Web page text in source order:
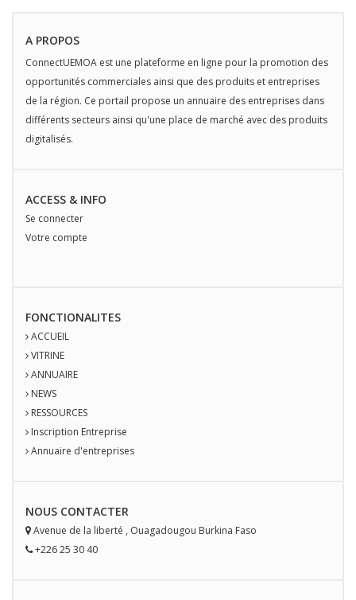
A PROPOS
ConnectUEMOA est une plateforme en ligne pour la promotion des
opportunités commerciales ainsi que des produits et entreprises
de la région. Ce portail propose un annuaire des entreprises dans
différents secteurs ainsi qu'une place de marché avec des produits
digitalisés.
ACCESS & INFO
Se connecter
Votre compte
FONCTIONALITES
ACCUEIL
VITRINE
ANNUAIRE
NEWS
RESSOURCES
Inscription Entreprise
Annuaire d'entreprises
NOUS CONTACTER
Avenue de la liberté , Ouagadougou Burkina Faso
+226 25 30 40